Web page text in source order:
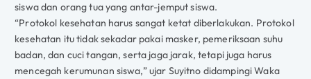
siswa dan orang tua yang antar-jemput siswa.
“Protokol kesehatan harus sangat ketat diberlakukan. Protokol
kesehatan itu tidak sekadar pakai masker, pemeriksaan suhu
badan, dan cuci tangan, serta jaga jarak, tetapi juga harus
mencegah kerumunan siswa,” ujar Suyitno didampingi Waka